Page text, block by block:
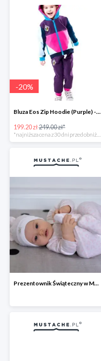
-20%
Bluza Eos Zip Hoodie (Purple) -20%
199.20 zł249.00 zł*
Prezentownik Świąteczny w Mustache.pl